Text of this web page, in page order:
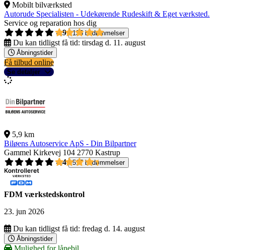
Mobilt bilværksted
Autorude Specialisten - Udekørende Rudeskift & Eget værksted.
Service og reparation hos dig
4,9
135 bedømmelser
Du kan tidligst få tid: tirsdag d. 11. august
Åbningstider
Få tilbud online
Se detaljer
5,9 km
Biløens Autoservice ApS - Din Bilpartner
Gammel Kirkevej 104 2770 Kastrup
4,4
517 bedømmelser
FDM værkstedskontrol
23. jun 2026
Du kan tidligst få tid: fredag d. 14. august
Åbningstider